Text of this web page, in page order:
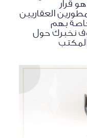
قرار
العقاريين
بهم
نخبرك حول